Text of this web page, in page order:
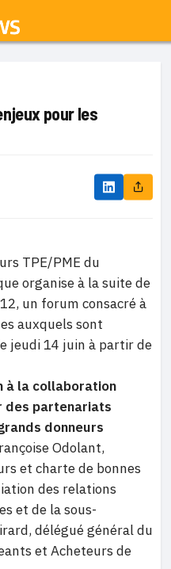
pour les
TPE/PME du
organise à la suite de
un forum consacré à
auxquels sont
jeudi 14 juin à partir de
à la collaboration
des partenariats
donneurs
Odolant,
et charte de bonnes
des relations
et de la sous-
délégué général du
et Acheteurs de